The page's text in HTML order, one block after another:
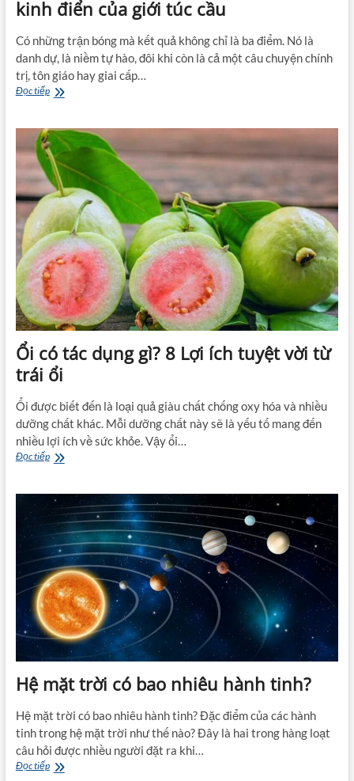
kinh điển của giới túc cầu
Có những trận bóng mà kết quả không chỉ là ba điểm. Nó là
danh dự, là niềm tự hào, đôi khi còn là cả một câu chuyện chính
trị, tôn giáo hay giai cấp…
Đọc tiếpTrận
gì
?
Những
trận
Derby
kinh
điển
của
giới
túc
cầu
Ổi có tác dụng gì? 8 Lợi ích tuyệt vời từ
trái ổi
Ổi được biết đến là loại quả giàu chất chống oxy hóa và nhiều
dưỡng chất khác. Mỗi dưỡng chất này sẽ là yếu tố mang đến
nhiều lợi ích về sức khỏe. Vậy ổi…
Đọc tiếpỔi
dụng
Lợi
ích
tuyệt
vời
từ
trái
ổi
Hệ mặt trời có bao nhiêu hành tinh?
Hệ mặt trời có bao nhiêu hành tinh? Đặc điểm của các hành
tinh trong hệ mặt trời như thế nào? Đây là hai trong hàng loạt
câu hỏi được nhiều người đặt ra khi…
Đọc tiếpHệ